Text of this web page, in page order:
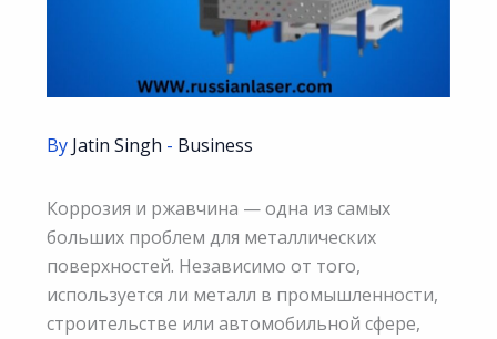
By Jatin Singh - Business
Коррозия и ржавчина — одна из самых
больших проблем для металлических
поверхностей. Независимо от того,
используется ли металл в промышленности,
строительстве или автомобильной сфере,